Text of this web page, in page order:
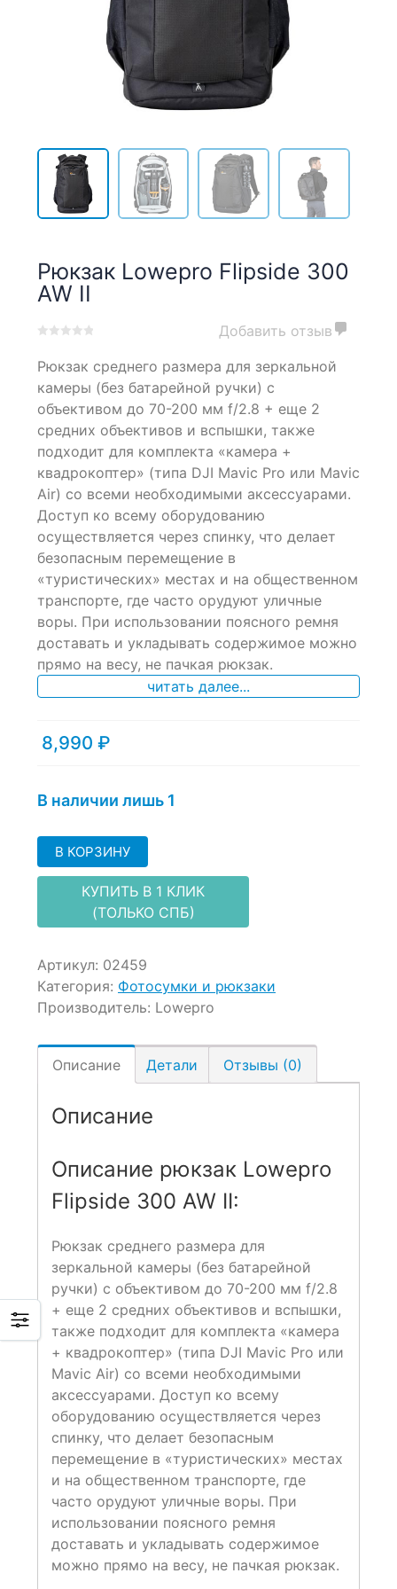
Рюкзак Lowepro Flipside 300
AW II
out
on
customer
ratings
Добавить отзыв
Рюкзак среднего размера для зеркальной
камеры (без батарейной ручки) с
объективом до 70-200 мм f/2.8 + еще 2
средних объективов и вспышки, также
подходит для комплекта «камера +
квадрокоптер» (типа DJI Mavic Pro или Mavic
Air) со всеми необходимыми аксессуарами.
Доступ ко всему оборудованию
осуществляется через спинку, что делает
безопасным перемещение в
«туристических» местах и на общественном
транспорте, где часто орудуют уличные
воры. При использовании поясного ремня
доставать и укладывать содержимое можно
прямо на весу, не пачкая рюкзак.
читать далее...
8,990 ₽
В наличии лишь 1
В КОРЗИНУ
КУПИТЬ В 1 КЛИК
(ТОЛЬКО СПБ)
Артикул: 02459
Категория: Фотосумки и рюкзаки
Производитель: Lowepro
Описание Детали Отзывы (0)
Описание
Описание рюкзак Lowepro
Flipside 300 AW II:
Рюкзак среднего размера для
зеркальной камеры (без батарейной
ручки) с объективом до 70-200 мм f/2.8
+ еще 2 средних объективов и вспышки,
также подходит для комплекта «камера
+ квадрокоптер» (типа DJI Mavic Pro или
Mavic Air) со всеми необходимыми
аксессуарами. Доступ ко всему
оборудованию осуществляется через
спинку, что делает безопасным
перемещение в «туристических» местах
и на общественном транспорте, где
часто орудуют уличные воры. При
использовании поясного ремня
доставать и укладывать содержимое
можно прямо на весу, не пачкая рюкзак.